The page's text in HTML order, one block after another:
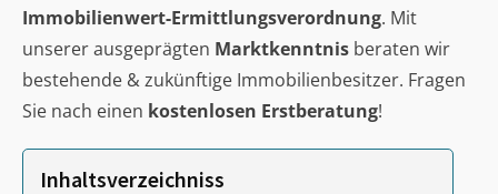
Immobilienwert-Ermittlungsverordnung. Mit
unserer ausgeprägten Marktkenntnis beraten wir
bestehende & zukünftige Immobilienbesitzer. Fragen
Sie nach einen kostenlosen Erstberatung!
Inhaltsverzeichniss